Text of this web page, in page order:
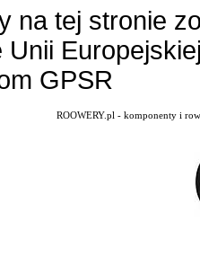
na tej stronie
Unii
GPSR
ROOWERY.pl - komponenty i